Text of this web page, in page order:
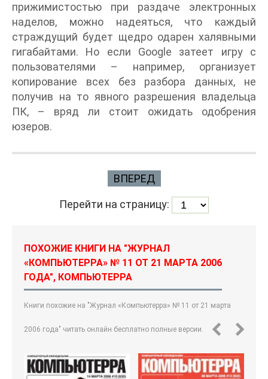
прижимистостью при раздаче электронных
наделов, можно надеяться, что каждый
страждущий будет щедро одарен халявными
гигабайтами. Но если Google затеет игру с
пользователями – например, организует
копирование всех без разбора данных, не
получив на то явного разрешения владельца
ПК, – вряд ли стоит ожидать одобрения
юзеров.
ВПЕРЕД
Перейти на страницу:
ПОХОЖИЕ КНИГИ НА "ЖУРНАЛ
«КОМПЬЮТЕРРА» № 11 ОТ 21 МАРТА 2006
ГОДА", КОМПЬЮТЕРРА
Книги похожие на "Журнал «Компьютерра» № 11 от 21 марта
2006 года" читать онлайн бесплатно полные версии.